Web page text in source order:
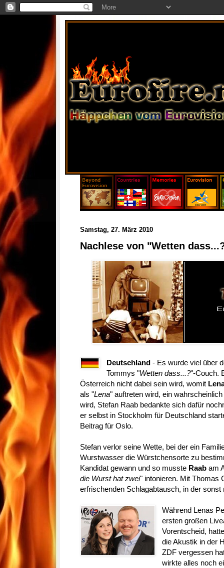
Samstag, 27. März 2010
Nachlese von "Wetten
Deutschland- Es wurde viel über
Tommys "Wetten dass...?"-Couch.
Österreich nicht dabei sein wird, womit
als "Lena" auftreten wird, ein
wird, Stefan Raab bedankte sich dafür
er selbst in Stockholm für Deutschland
Beitrag für Oslo.
Stefan verlor seine Wette, bei der ein
Wurstwasser die Würstchensorte zu
Kandidat gewann und so musste Raab am
die Wurst hat zwei" intonieren. Mit Thomas
erfrischenden Schlagabtausch, in der
Während Lenas
ersten großen
Vorentscheid,
die Akustik in der
ZDF vergessen
wirkte alles noch